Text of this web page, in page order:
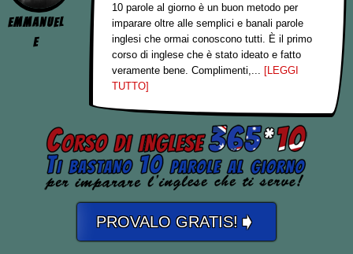
Emmanuel
e
10 parole al giorno è un buon metodo per
imparare oltre alle semplici e banali parole
inglesi che ormai conoscono tutti. È il primo
corso di inglese che è stato ideato e fatto
veramente bene. Complimenti,... [LEGGI
TUTTO]
PROVALO GRATIS! ➧